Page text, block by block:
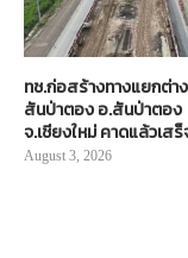
ทช.ก่อสร้างทางแยกต่า
สันป่าตอง อ.สันป่าตอง
จ.เชียงใหม่ คาดแล้วเส
August 3, 2026